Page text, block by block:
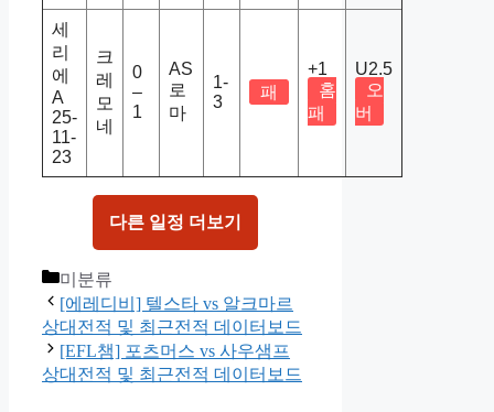
세
리
에
A
25-
11-
23
크
레
모
네
0
–
1
AS
로
마
1-
3
패
+1
홈
패
U2.5
오
버
다른 일정 더보기
Categories
미분류
[에레디비] 텔스타 vs 알크마르
상대전적 및 최근전적 데이터보드
[EFL챔] 포츠머스 vs 사우샘프
상대전적 및 최근전적 데이터보드